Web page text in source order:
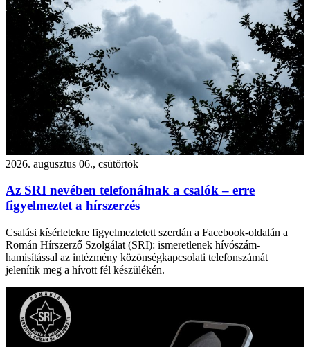
2026. augusztus 06., csütörtök
Az SRI nevében telefonálnak a csalók – erre
figyelmeztet a hírszerzés
Csalási kísérletekre figyelmeztetett szerdán a Facebook-oldalán a
Román Hírszerző Szolgálat (SRI): ismeretlenek hívószám-
hamisítással az intézmény közönségkapcsolati telefonszámát
jelenítik meg a hívott fél készülékén.